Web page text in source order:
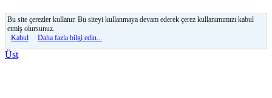
Bu site çerezler kullanır. Bu siteyi kullanmaya devam ederek çerez kullanımımızı kabul
etmiş olursunuz.
Kabul
Daha fazla bilgi edin...
Üst